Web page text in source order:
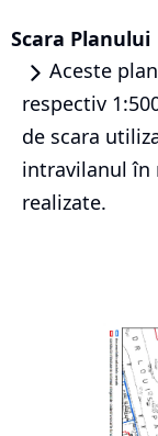
Scara Planului
Aceste
respectiv
de scara
intravilanul în
realizate.